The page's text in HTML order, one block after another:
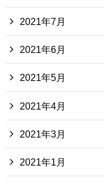
2021年7月
2021年6月
2021年5月
2021年4月
2021年3月
2021年1月